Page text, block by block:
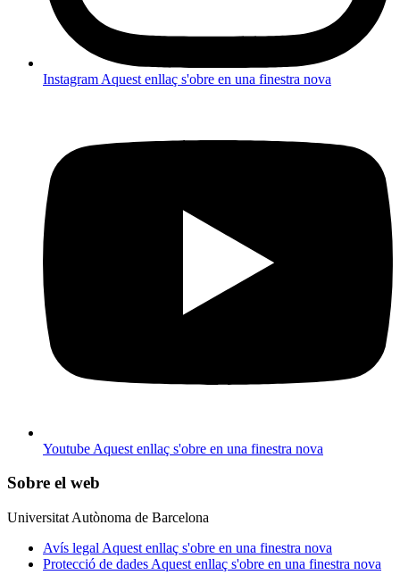
Instagram Aquest enllaç s'obre en una finestra nova
Youtube Aquest enllaç s'obre en una finestra nova
Sobre el web
Universitat Autònoma de Barcelona
Avís legal Aquest enllaç s'obre en una finestra nova
Protecció de dades Aquest enllaç s'obre en una finestra nova